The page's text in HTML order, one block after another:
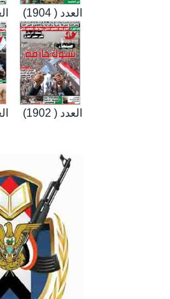
العدد ( 1904)
العدد ( 1902)